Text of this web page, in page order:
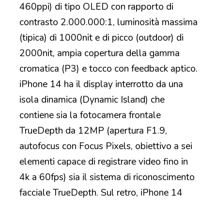
460ppi) di tipo OLED con rapporto di
contrasto 2.000.000:1, luminosità massima
(tipica) di 1000nit e di picco (outdoor) di
2000nit, ampia copertura della gamma
cromatica (P3) e tocco con feedback aptico.
iPhone 14 ha il display interrotto da una
isola dinamica (Dynamic Island) che
contiene sia la fotocamera frontale
TrueDepth da 12MP (apertura F1.9,
autofocus con Focus Pixels, obiettivo a sei
elementi capace di registrare video fino in
4k a 60fps) sia il sistema di riconoscimento
facciale TrueDepth. Sul retro, iPhone 14